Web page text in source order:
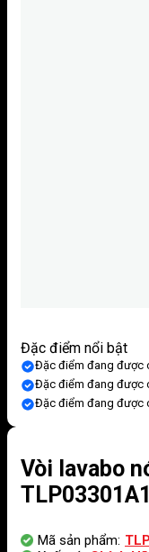
Đặc điểm nổi bật
Đặc điểm đang được
Đặc điểm đang được
Đặc điểm đang được
Vòi lavabo
TLP03301A1
Mã sản phẩm: